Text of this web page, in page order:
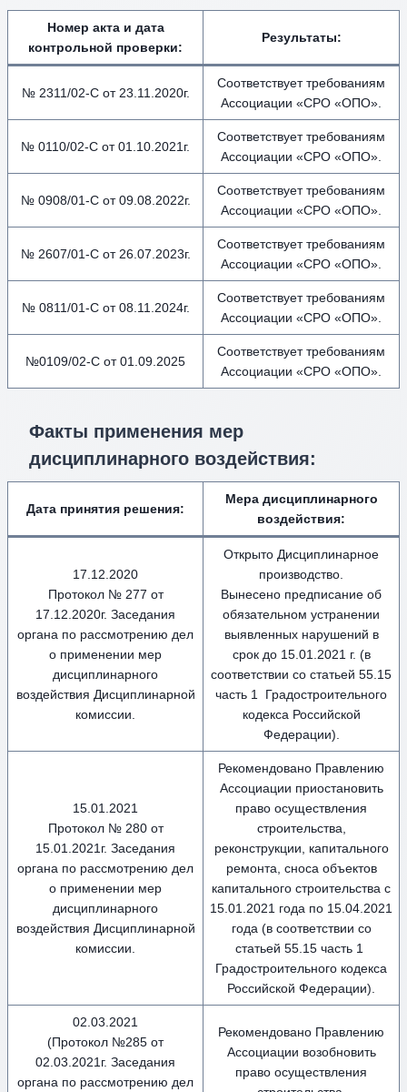
Номер акта и дата
контрольной проверки:
Результаты:
№ 2311/02-С от 23.11.2020г.
Соответствует требованиям
Ассоциации «СРО «ОПО».
№ 0110/02-С от 01.10.2021г.
Соответствует требованиям
Ассоциации «СРО «ОПО».
№ 0908/01-С от 09.08.2022г.
Соответствует требованиям
Ассоциации «СРО «ОПО».
№ 2607/01-С от 26.07.2023г.
Соответствует требованиям
Ассоциации «СРО «ОПО».
№ 0811/01-С от 08.11.2024г.
Соответствует требованиям
Ассоциации «СРО «ОПО».
№0109/02-С от 01.09.2025
Соответствует требованиям
Ассоциации «СРО «ОПО».
Факты применения мер
дисциплинарного воздействия:
Дата принятия решения:
Мера дисциплинарного
воздействия:
17.12.2020
Протокол № 277 от
17.12.2020г. Заседания
органа по рассмотрению дел
о применении мер
дисциплинарного
воздействия Дисциплинарной
комиссии.
Открыто Дисциплинарное
производство.
Вынесено предписание об
обязательном устранении
выявленных нарушений в
срок до 15.01.2021 г. (в
соответствии со статьей 55.15
часть 1 Градостроительного
кодекса Российской
Федерации).
15.01.2021
Протокол № 280 от
15.01.2021г. Заседания
органа по рассмотрению дел
о применении мер
дисциплинарного
воздействия Дисциплинарной
комиссии.
Рекомендовано Правлению
Ассоциации приостановить
право осуществления
строительства,
реконструкции, капитального
ремонта, сноса объектов
капитального строительства с
15.01.2021 года по 15.04.2021
года (в соответствии со
статьей 55.15 часть 1
Градостроительного кодекса
Российской Федерации).
02.03.2021
(Протокол №285 от
02.03.2021г. Заседания
органа по рассмотрению дел
Рекомендовано Правлению
Ассоциации возобновить
право осуществления